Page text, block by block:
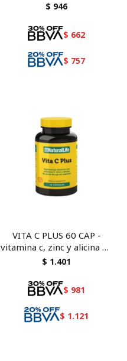
$ 946
$ 662
$ 757
VITA C PLUS 60 CAP -
vitamina c, zinc y alicina de
aceite de ajo
$ 1.401
$ 981
$ 1.121